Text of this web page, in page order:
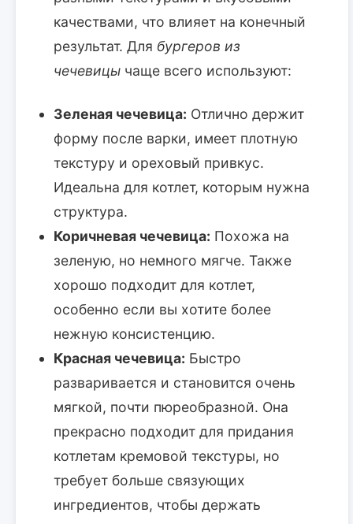
качествами, что влияет на конечный
результат. Для бургеров из
чечевицы чаще всего используют:
Зеленая чечевица: Отлично держит
форму после варки, имеет плотную
текстуру и ореховый привкус.
Идеальна для котлет, которым нужна
структура.
Коричневая чечевица: Похожа на
зеленую, но немного мягче. Также
хорошо подходит для котлет,
особенно если вы хотите более
нежную консистенцию.
Красная чечевица: Быстро
разваривается и становится очень
мягкой, почти пюреобразной. Она
прекрасно подходит для придания
котлетам кремовой текстуры, но
требует больше связующих
ингредиентов, чтобы держать